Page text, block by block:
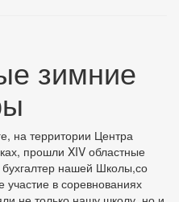
зимние
на территории Центра
прошли XIV областные
нашей Школы,со
участие в соревнованиях